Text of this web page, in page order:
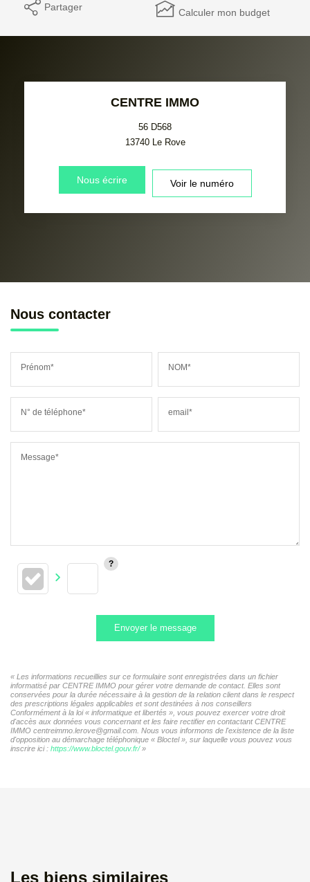
Partager Calculer mon budget
CENTRE IMMO
56 D568
13740 Le Rove
Nous écrire Voir le numéro
Nous contacter
Prénom* NOM*
N° de téléphone* email*
Message*
Envoyer le message
« Les informations recueillies sur ce formulaire sont enregistrées dans un fichier
informatisé par CENTRE IMMO pour gérer votre demande de contact. Elles sont
conservées pour la durée nécessaire à la gestion de la relation client dans le respect
des prescriptions légales applicables et sont destinées à nos conseillers
Conformément à la loi « informatique et libertés », vous pouvez exercer votre droit
d'accès aux données vous concernant et les faire rectifier en contactant CENTRE
IMMO centreimmo.lerove@gmail.com. Nous vous informons de l'existence de la liste
d'opposition au démarchage téléphonique « Bloctel », sur laquelle vous pouvez vous
inscrire ici : https://www.bloctel.gouv.fr/»
Les biens similaires